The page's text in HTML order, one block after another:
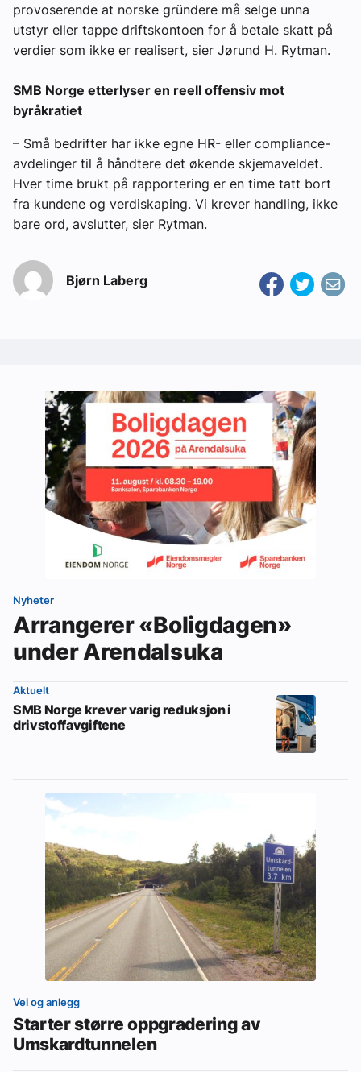
provoserende at norske gründere må selge unna
utstyr eller tappe driftskontoen for å betale skatt på
verdier som ikke er realisert, sier Jørund H. Rytman.
SMB Norge etterlyser en reell offensiv mot
byråkratiet
– Små bedrifter har ikke egne HR- eller compliance-
avdelinger til å håndtere det økende skjemaveldet.
Hver time brukt på rapportering er en time tatt bort
fra kundene og verdiskaping. Vi krever handling, ikke
bare ord, avslutter, sier Rytman.
Bjørn Laberg
Nyheter
Arrangerer «Boligdagen»
under Arendalsuka
Aktuelt
SMB Norge krever varig reduksjon i
drivstoffavgiftene
Vei og anlegg
Starter større oppgradering av
Umskardtunnelen